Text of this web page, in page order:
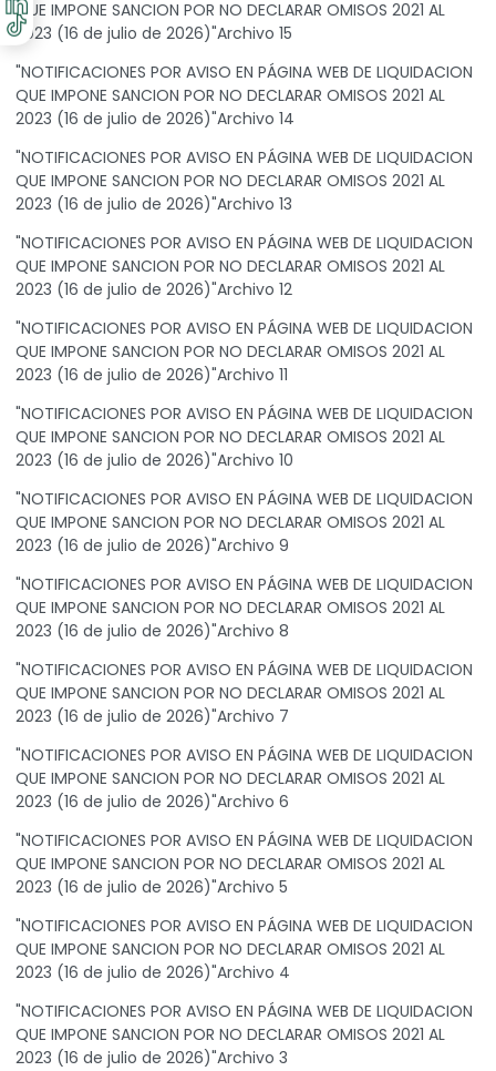
QUE IMPONE SANCION POR NO DECLARAR OMISOS 2021 AL
2023 (16 de julio de 2026)"Archivo 15
"NOTIFICACIONES POR AVISO EN PÁGINA WEB DE LIQUIDACION
QUE IMPONE SANCION POR NO DECLARAR OMISOS 2021 AL
2023 (16 de julio de 2026)"Archivo 14
"NOTIFICACIONES POR AVISO EN PÁGINA WEB DE LIQUIDACION
QUE IMPONE SANCION POR NO DECLARAR OMISOS 2021 AL
2023 (16 de julio de 2026)"Archivo 13
"NOTIFICACIONES POR AVISO EN PÁGINA WEB DE LIQUIDACION
QUE IMPONE SANCION POR NO DECLARAR OMISOS 2021 AL
2023 (16 de julio de 2026)"Archivo 12
"NOTIFICACIONES POR AVISO EN PÁGINA WEB DE LIQUIDACION
QUE IMPONE SANCION POR NO DECLARAR OMISOS 2021 AL
2023 (16 de julio de 2026)"Archivo 11
"NOTIFICACIONES POR AVISO EN PÁGINA WEB DE LIQUIDACION
QUE IMPONE SANCION POR NO DECLARAR OMISOS 2021 AL
2023 (16 de julio de 2026)"Archivo 10
"NOTIFICACIONES POR AVISO EN PÁGINA WEB DE LIQUIDACION
QUE IMPONE SANCION POR NO DECLARAR OMISOS 2021 AL
2023 (16 de julio de 2026)"Archivo 9
"NOTIFICACIONES POR AVISO EN PÁGINA WEB DE LIQUIDACION
QUE IMPONE SANCION POR NO DECLARAR OMISOS 2021 AL
2023 (16 de julio de 2026)"Archivo 8
"NOTIFICACIONES POR AVISO EN PÁGINA WEB DE LIQUIDACION
QUE IMPONE SANCION POR NO DECLARAR OMISOS 2021 AL
2023 (16 de julio de 2026)"Archivo 7
"NOTIFICACIONES POR AVISO EN PÁGINA WEB DE LIQUIDACION
QUE IMPONE SANCION POR NO DECLARAR OMISOS 2021 AL
2023 (16 de julio de 2026)"Archivo 6
"NOTIFICACIONES POR AVISO EN PÁGINA WEB DE LIQUIDACION
QUE IMPONE SANCION POR NO DECLARAR OMISOS 2021 AL
2023 (16 de julio de 2026)"Archivo 5
"NOTIFICACIONES POR AVISO EN PÁGINA WEB DE LIQUIDACION
QUE IMPONE SANCION POR NO DECLARAR OMISOS 2021 AL
2023 (16 de julio de 2026)"Archivo 4
"NOTIFICACIONES POR AVISO EN PÁGINA WEB DE LIQUIDACION
QUE IMPONE SANCION POR NO DECLARAR OMISOS 2021 AL
2023 (16 de julio de 2026)"Archivo 3